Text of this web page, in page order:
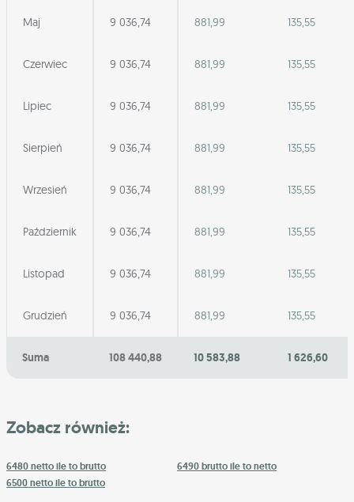
Maj 9 036,74 881,99 135,55
Czerwiec 9 036,74 881,99 135,55
Lipiec 9 036,74 881,99 135,55
Sierpień 9 036,74 881,99 135,55
Wrzesień 9 036,74 881,99 135,55
Październik 9 036,74 881,99 135,55
Listopad 9 036,74 881,99 135,55
Grudzień 9 036,74 881,99 135,55
Suma 108 440,88 10 583,88 1 626,60
Zobacz również:
6480 netto ile to brutto
6490 brutto ile to netto
6500 netto ile to brutto